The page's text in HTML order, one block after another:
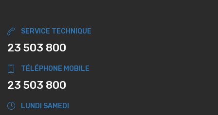
SERVICE TECHNIQUE
23 503 800
TÉLÉPHONE MOBILE
23 503 800
LUNDI SAMEDI